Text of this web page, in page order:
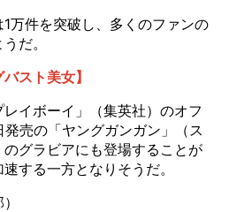
万件を突破し、多くのファンの
だ。
スト美女】
イボーイ」（集英社）のオフ
売の「ヤングガンガン」（ス
グラビアにも登場することが
する一方となりそうだ。